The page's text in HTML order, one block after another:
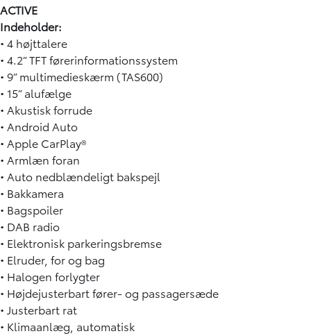
ACTIVE
Indeholder:
• 4 højttalere
• 4.2” TFT førerinformationssystem
• 9” multimedieskærm (TAS600)
• 15” alufælge
• Akustisk forrude
• Android Auto
• Apple CarPlay®
• Armlæn foran
• Auto nedblændeligt bakspejl
• Bakkamera
• Bagspoiler
• DAB radio
• Elektronisk parkeringsbremse
• Elruder, for og bag
• Halogen forlygter
• Højdejusterbart fører- og passagersæde
• Justerbart rat
• Klimaanlæg, automatisk